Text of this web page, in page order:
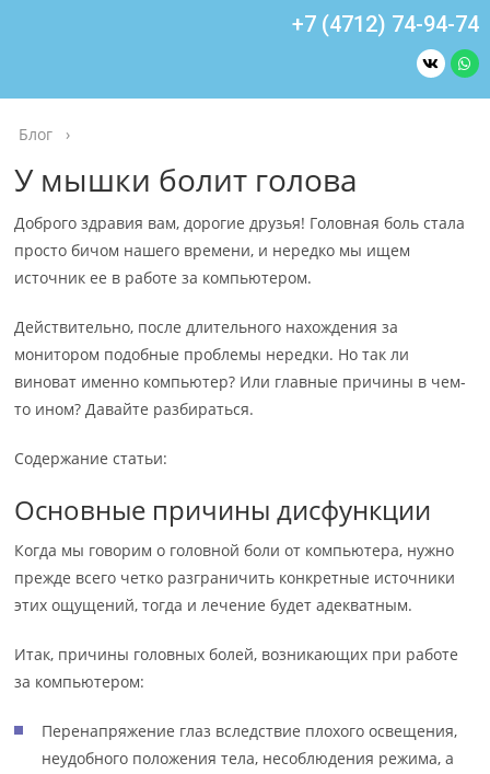
+7 (4712) 74-94-74
Блог ›
У мышки болит голова
Доброго здравия вам, дорогие друзья! Головная боль стала
просто бичом нашего времени, и нередко мы ищем
источник ее в работе за компьютером.
Действительно, после длительного нахождения за
монитором подобные проблемы нередки. Но так ли
виноват именно компьютер? Или главные причины в чем-
то ином? Давайте разбираться.
Содержание статьи:
Основные причины дисфункции
Когда мы говорим о головной боли от компьютера, нужно
прежде всего четко разграничить конкретные источники
этих ощущений, тогда и лечение будет адекватным.
Итак, причины головных болей, возникающих при работе
за компьютером:
Перенапряжение глаз вследствие плохого освещения,
неудобного положения тела, несоблюдения режима, а